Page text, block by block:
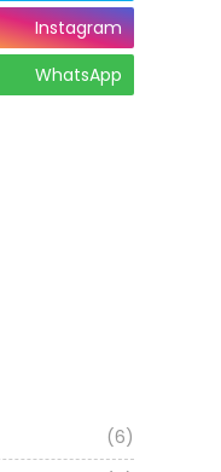
Instagram
WhatsApp
(6)